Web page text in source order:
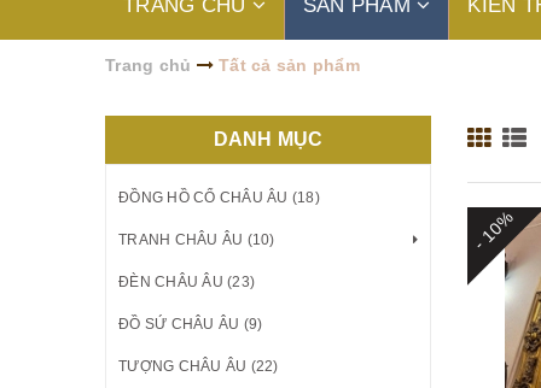
TRANG CHỦ SẢN PHẨM KIẾN
Trang chủ Tất cả sản phẩm
- 10%
DANH MỤC
ĐỒNG HỒ CỔ CHÂU ÂU (18)
TRANH CHÂU ÂU (10)
ĐÈN CHÂU ÂU (23)
ĐỒ SỨ CHÂU ÂU (9)
TƯỢNG CHÂU ÂU (22)